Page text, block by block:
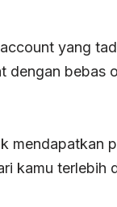
yang
dengan bebas
mendapatkan
kamu terlebih